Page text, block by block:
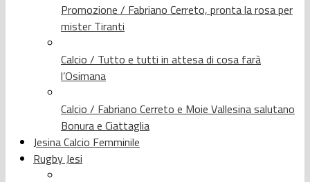
Promozione / Fabriano Cerreto, pronta la rosa per
mister Tiranti
Calcio / Tutto e tutti in attesa di cosa farà
l’Osimana
Calcio / Fabriano Cerreto e Moie Vallesina salutano
Bonura e Ciattaglia
Jesina Calcio Femminile
Rugby Jesi